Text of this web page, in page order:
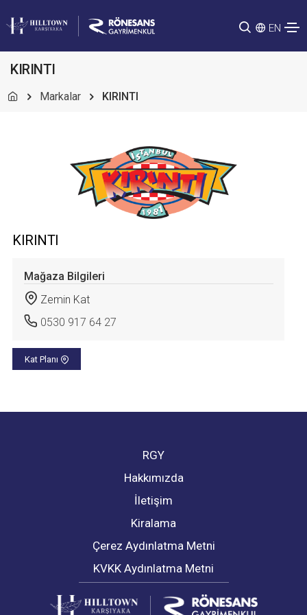
EN
KIRINTI
Markalar KIRINTI
KIRINTI
Mağaza Bilgileri
Zemin Kat
0530 917 64 27
Kat Planı
RGY
Hakkımızda
İletişim
Kiralama
Çerez Aydınlatma Metni
KVKK Aydınlatma Metni